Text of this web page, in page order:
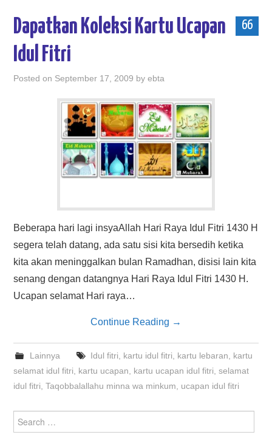
66
Dapatkan Koleksi Kartu Ucapan
Idul Fitri
Posted on September 17, 2009 byebta
Beberapa hari lagi insyaAllah Hari Raya Idul Fitri 1430 H
segera telah datang, ada satu sisi kita bersedih ketika
kita akan meninggalkan bulan Ramadhan, disisi lain kita
senang dengan datangnya Hari Raya Idul Fitri 1430 H.
Ucapan selamat Hari raya…
Continue Reading →
Lainnya Idul fitri kartu idul fitri kartu lebaran
kartu
selamat idul fitri
kartu ucapan kartu ucapan idul fitri ,selamat
idul fitri ,Taqobbalallahu minna wa minkum ucapan idul fitri
for: